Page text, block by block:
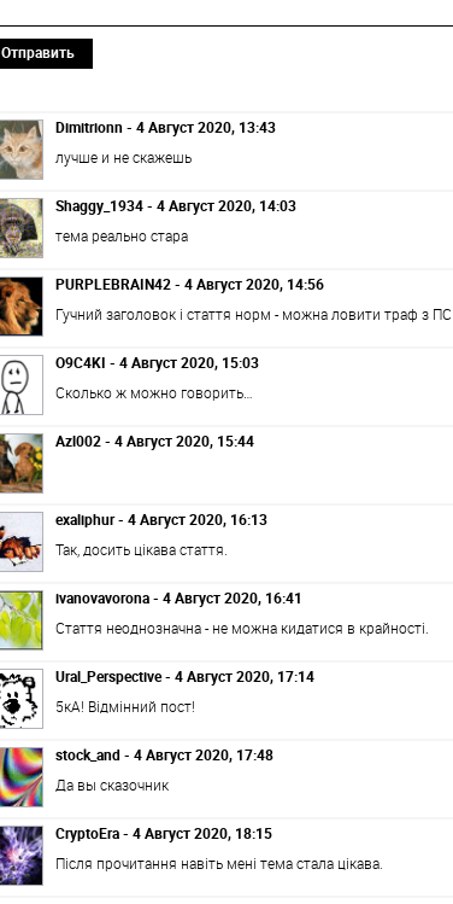
Отправить
Dimitrionn - 4 Август 2020, 13:43
лучше и не скажешь
Shaggy_1934 - 4 Август 2020, 14:03
тема реально стара
PURPLEBRAIN42 - 4 Август 2020, 14:56
Гучний заголовок і стаття норм - можна ловити траф з ПС
O9C4KI - 4 Август 2020, 15:03
Сколько ж можно говорить…
Azl002 - 4 Август 2020, 15:44
exaliphur - 4 Август 2020, 16:13
Так, досить цікава стаття.
ivanovavorona - 4 Август 2020, 16:41
Стаття неоднозначна - не можна кидатися в крайності.
Ural_Perspective - 4 Август 2020, 17:14
5кА! Відмінний пост!
stock_and - 4 Август 2020, 17:48
Да вы сказочник
CryptoEra - 4 Август 2020, 18:15
Після прочитання навіть мені тема стала цікава.